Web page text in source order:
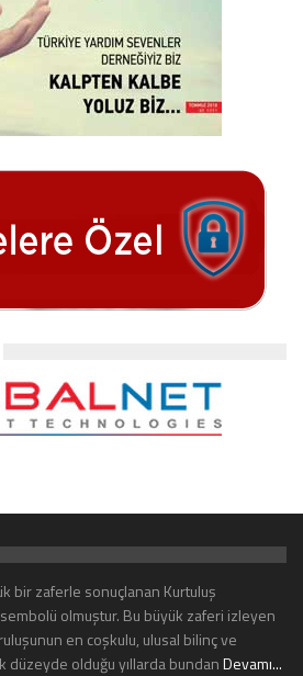
bir zaferle sonuçlanan Kurtuluş
sembolü olmuştur. Bu büyük zaferi izleyen
en coşkulu, ulusal bilinç ve
düzeyde olduğu yıllarda bundanDevamı...